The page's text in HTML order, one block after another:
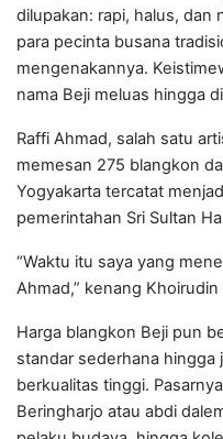
dilupakan: rapi, halus, dan
para pecinta busana
mengenakannya.
nama Beji meluas hingga
Raffi Ahmad, salah satu
memesan 275 blangkon
Yogyakarta tercatat
pemerintahan Sri Sultan
“Waktu itu saya yang
Ahmad,” kenang
Harga blangkon Beji pun
standar sederhana hingga
berkualitas tinggi.
Beringharjo atau abdi